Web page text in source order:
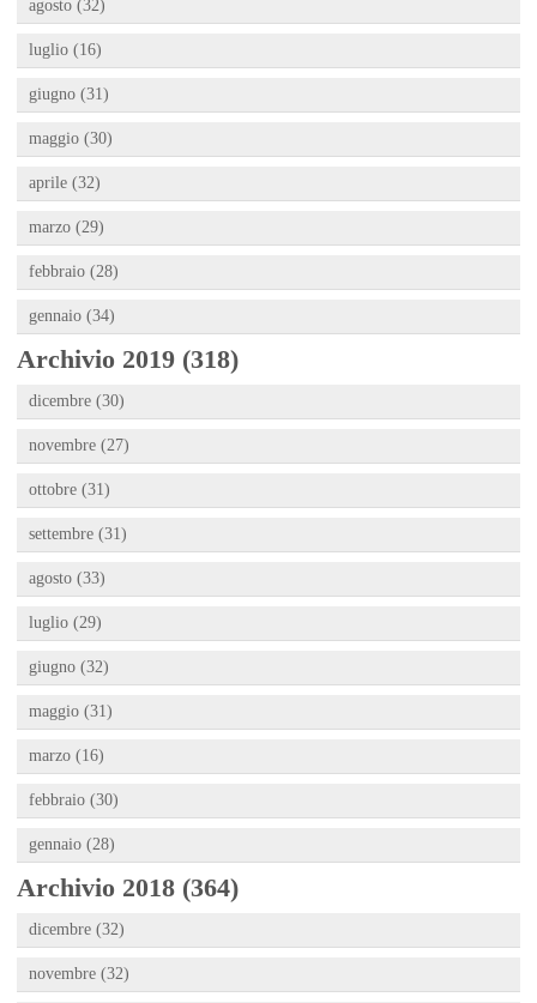
agosto (32)
luglio (16)
giugno (31)
maggio (30)
aprile (32)
marzo (29)
febbraio (28)
gennaio (34)
Archivio 2019 (318)
dicembre (30)
novembre (27)
ottobre (31)
settembre (31)
agosto (33)
luglio (29)
giugno (32)
maggio (31)
marzo (16)
febbraio (30)
gennaio (28)
Archivio 2018 (364)
dicembre (32)
novembre (32)